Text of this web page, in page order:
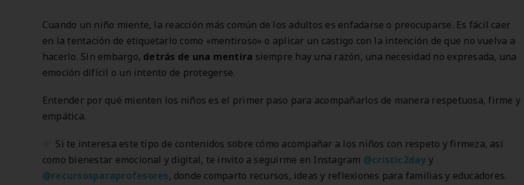
Cuando un niño miente, la reacción más común de los adultos es enfadarse o preocuparse. Es fácil caer
en la tentación de etiquetarlo como «mentiroso» o aplicar un castigo con la intención de que no vuelva a
hacerlo. Sin embargo, detrás de una mentira siempre hay una razón, una necesidad no expresada, una
emoción difícil o un intento de protegerse.
Entender por qué mienten los niños es el primer paso para acompañarlos de manera respetuosa, firme y
empática.
Si te interesa este tipo de contenidos sobre cómo acompañar a los niños con respeto y firmeza, así
como bienestar emocional y digital, te invito a seguirme en Instagram @cristic2day y
@recursosparaprofesores, donde comparto recursos, ideas y reflexiones para familias y educadores.